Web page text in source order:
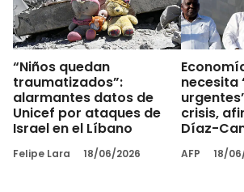
“Niños quedan
traumatizados”:
alarmantes datos de
Unicef por ataques de
Israel en el Líbano
Felipe Lara 18/06/2026
necesita
crisis,
Díaz-
AFP 18/